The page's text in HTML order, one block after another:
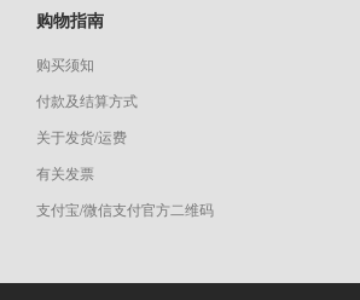
购物指南
购买须知
付款及结算方式
关于发货/运费
有关发票
支付宝/微信支付官方二维码